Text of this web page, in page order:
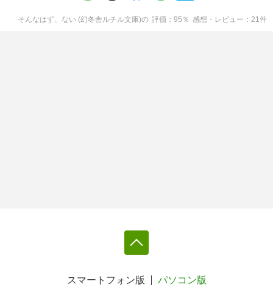
そんなはず、ない (幻冬舎ルチル文庫)の 評価 95 ％ 感想・レビュー 21件
スマートフォン版 パソコン版